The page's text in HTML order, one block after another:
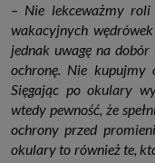
znajdzieszpod tym
o tym jak zmienić
funkcjonowanie plików
urządzenia.
Twoje uprawnienia
Przysługują Ci
przetwarzania przez
Partnerów:
1. Jeśli udzieliłeś
chwili wycofać (cofnięcie
– Nie lekceważmy roli
wakacyjnych
jednak uwagę na
ochronę. Nie kupujmy
Sięgając po okulary
wtedy pewność, że
ochrony przed
okulary to również te,